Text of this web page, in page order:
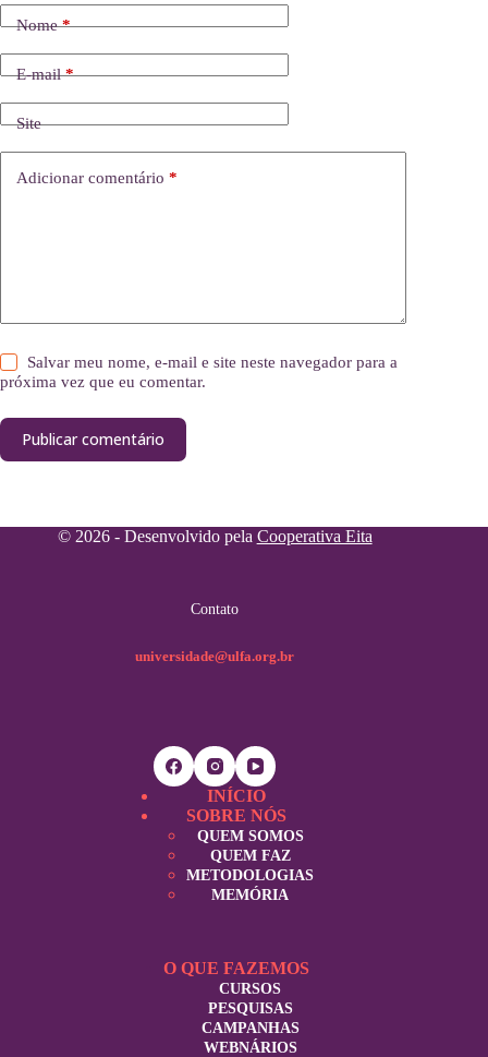
Nome*
E-mail*
Site
Adicionar comentário *
Salvar meu nome, e-mail e site neste navegador para a
próxima vez que eu comentar.
Publicar comentário
© 2026 - Desenvolvido pela Cooperativa Eita
Contato
universidade@ulfa.org.br
INÍCIO
SOBRE NÓS
QUEM SOMOS
QUEM FAZ
METODOLOGIAS
MEMÓRIA
O QUE FAZEMOS
CURSOS
PESQUISAS
CAMPANHAS
WEBNÁRIOS